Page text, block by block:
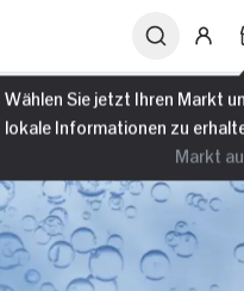
Wählen Sie jetzt Ihren Markt
lokale Informationen zu
Markt